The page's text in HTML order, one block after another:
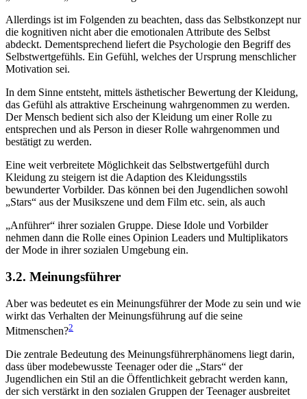
Allerdings ist im Folgenden zu beachten, dass das Selbstkonzept nur
die kognitiven nicht aber die emotionalen Attribute des Selbst
abdeckt. Dementsprechend liefert die Psychologie den Begriff des
Selbstwertgefühls. Ein Gefühl, welches der Ursprung menschlicher
Motivation sei.
In dem Sinne entsteht, mittels ästhetischer Bewertung der Kleidung,
das Gefühl als attraktive Erscheinung wahrgenommen zu werden.
Der Mensch bedient sich also der Kleidung um einer Rolle zu
entsprechen und als Person in dieser Rolle wahrgenommen und
bestätigt zu werden.
Eine weit verbreitete Möglichkeit das Selbstwertgefühl durch
Kleidung zu steigern ist die Adaption des Kleidungsstils
bewunderter Vorbilder. Das können bei den Jugendlichen sowohl
„Stars“ aus der Musikszene und dem Film etc. sein, als auch
„Anführer“ ihrer sozialen Gruppe. Diese Idole und Vorbilder
nehmen dann die Rolle eines Opinion Leaders und Multiplikators
der Mode in ihrer sozialen Umgebung ein.
3.2. Meinungsführer
Aber was bedeutet es ein Meinungsführer der Mode zu sein und wie
wirkt das Verhalten der Meinungsführung auf die seine
Mitmenschen?2
Die zentrale Bedeutung des Meinungsführerphänomens liegt darin,
dass über modebewusste Teenager oder die „Stars“ der
Jugendlichen ein Stil an die Öffentlichkeit gebracht werden kann,
der sich verstärkt in den sozialen Gruppen der Teenager ausbreitet